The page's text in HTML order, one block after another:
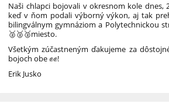
Naši chlapci bojovali v okresnom kole dnes,
keď v ňom podali výborný výkon, aj tak
bilingválnym gymnáziom a Polytechnickou
🥈🥈🥈miesto.
Všetkým zúčastneným ďakujeme za
bojoch obe ✊✊!
Erik Jusko